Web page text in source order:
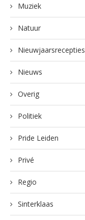
Muziek
Natuur
Nieuwjaarsrecepties
Nieuws
Overig
Politiek
Pride Leiden
Privé
Regio
Sinterklaas